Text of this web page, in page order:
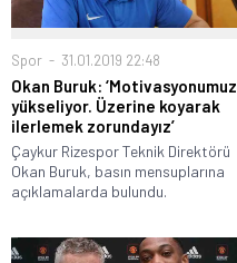
Spor 31.01.2019 22:48
Okan Buruk: ‘Motivasyonumuz
yükseliyor. Üzerine koyarak
ilerlemek zorundayız’
Çaykur Rizespor Teknik Direktörü
Okan Buruk, basın mensuplarına
açıklamalarda bulundu.